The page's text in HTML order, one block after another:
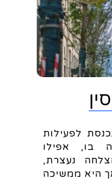
לפעילות
בו, אפילו
נעצרת,
היא ממשיכה